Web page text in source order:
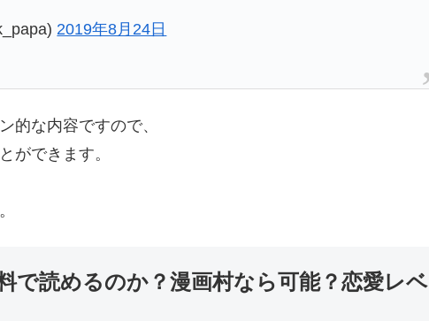
2019年8月24日
的な内容ですので、
ができます。
で読めるのか？漫画村なら可能？恋愛レベ